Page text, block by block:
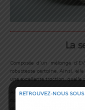
La
Composée d’un mélange
robustesse certaine. Ainsi,
une excellente traction, quelle
Alors, elle accroche, mais
RETROUVEZ-NOUS